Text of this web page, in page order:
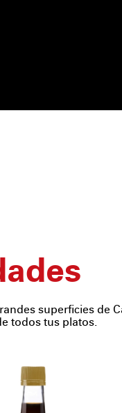
superficies de
todos tus platos.